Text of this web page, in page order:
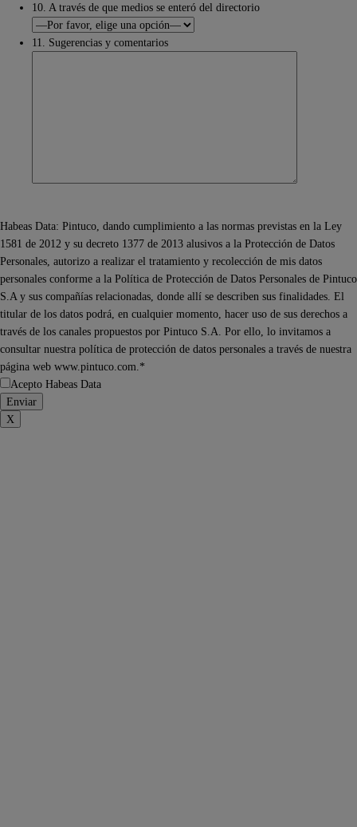
10. A través de que medios se enteró del directorio
11. Sugerencias y comentarios
Habeas Data: Pintuco, dando cumplimiento a las normas previstas en la Ley
1581 de 2012 y su decreto 1377 de 2013 alusivos a la Protección de Datos
Personales, autorizo a realizar el tratamiento y recolección de mis datos
personales conforme a la Política de Protección de Datos Personales de Pintuco
S.A y sus compañías relacionadas, donde allí se describen sus finalidades. El
titular de los datos podrá, en cualquier momento, hacer uso de sus derechos a
través de los canales propuestos por Pintuco S.A. Por ello, lo invitamos a
consultar nuestra política de protección de datos personales a través de nuestra
página web www.pintuco.com.*
Acepto Habeas Data
X